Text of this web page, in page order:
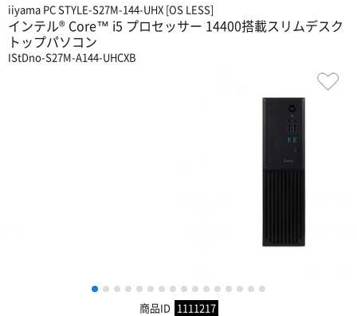
iiyama PC STYLE-S27M-144-UHX [OS LESS]
インテル® Core™ i5 プロセッサー 14400搭載スリムデスク
トップパソコン
IStDno-S27M-A144-UHCXB
1 2 3 4 5 6 7 8 9 10 11 12 13 14 15
商品ID 1111217